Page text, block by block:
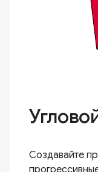
Создавайте